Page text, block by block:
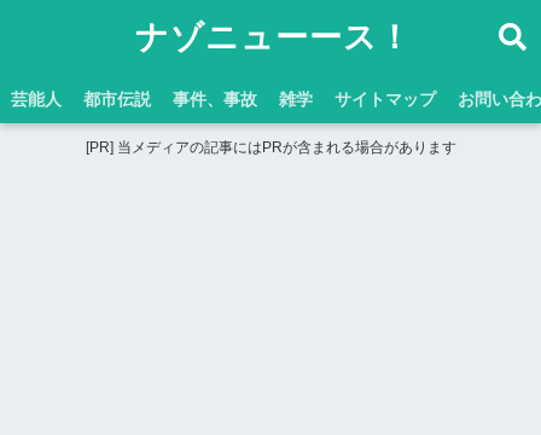
ナゾニューース！
芸能人 都市伝説 事件、事故 雑学 サイトマップ お問い合
[PR] 当メディアの記事にはPRが含まれる場合があります